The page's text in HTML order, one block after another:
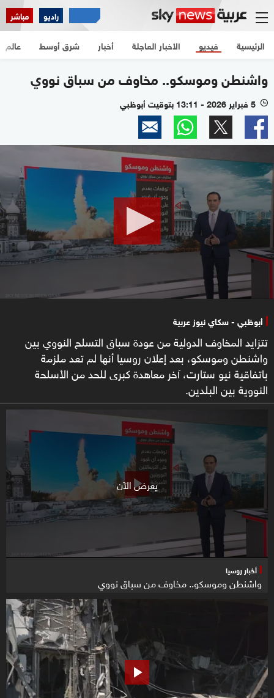
راديو مباشر
الرئيسية الأخبار العاجلة أخبار شرق أوسط عالم فيديو
واشنطن وموسكو.. مخاوف من سباق نووي
l 5 فبراير 2026 - 13:11 بتوقيت أبوظبي
1
minute,
55
seconds
أبوظبي - سكاي نيوز عربية
تتزايد المخاوف الدولية من عودة سباق التسلح النووي بين
واشنطن وموسكو، بعد إعلان روسيا أنها لم تعد ملزمة
باتفاقية نيو ستارت، آخر معاهدة كبرى للحد من الأسلحة
النووية بين البلدين.
يعرض الآن
أخبار روسيا
واشنطن وموسكو.. مخاوف من سباق نووي